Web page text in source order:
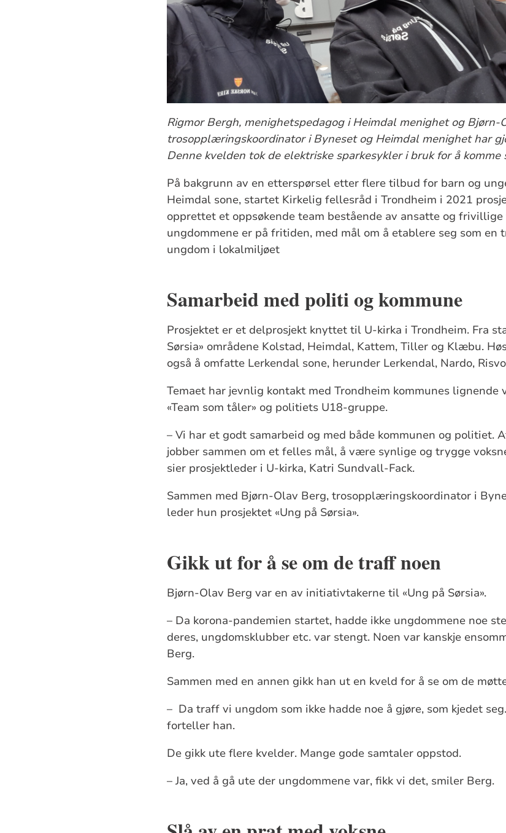
Rigmor Bergh, menighetspedagog i Heimdal menighet og Bjørn-
trosopplæringskoordinator i Byneset og Heimdal menighet har
Denne kvelden tok de elektriske sparkesykler i bruk for å
På bakgrunn av en etterspørsel etter flere tilbud for barn og
Heimdal sone, startet Kirkelig fellesråd i Trondheim i 2021
opprettet et oppsøkende team bestående av ansatte og
ungdommene er på fritiden, med mål om å etablere seg som
ungdom i lokalmiljøet
Samarbeid med politi og kommune
Prosjektet er et delprosjekt knyttet til U-kirka i Trondheim. Fra
Sørsia» områdene Kolstad, Heimdal, Kattem, Tiller og Klæbu.
også å omfatte Lerkendal sone, herunder Lerkendal, Nardo,
Temaet har jevnlig kontakt med Trondheim kommunes lignende
«Team som tåler» og politiets U18-gruppe.
– Vi har et godt samarbeid og med både kommunen og politiet.
jobber sammen om et felles mål, å være synlige og trygge
sier prosjektleder i U-kirka, Katri Sundvall-Fack.
Sammen med Bjørn-Olav Berg, trosopplæringskoordinator i
leder hun prosjektet «Ung på Sørsia».
Gikk ut for å se om de traff noen
Bjørn-Olav Berg var en av initiativtakerne til «Ung på Sørsia».
– Da korona-pandemien startet, hadde ikke ungdommene noe
deres, ungdomsklubber etc. var stengt. Noen var kanskje
Berg.
Sammen med en annen gikk han ut en kveld for å se om de
– Da traff vi ungdom som ikke hadde noe å gjøre, som kjedet
forteller han.
De gikk ute flere kvelder. Mange gode samtaler oppstod.
– Ja, ved å gå ute der ungdommene var, fikk vi det, smiler Berg.